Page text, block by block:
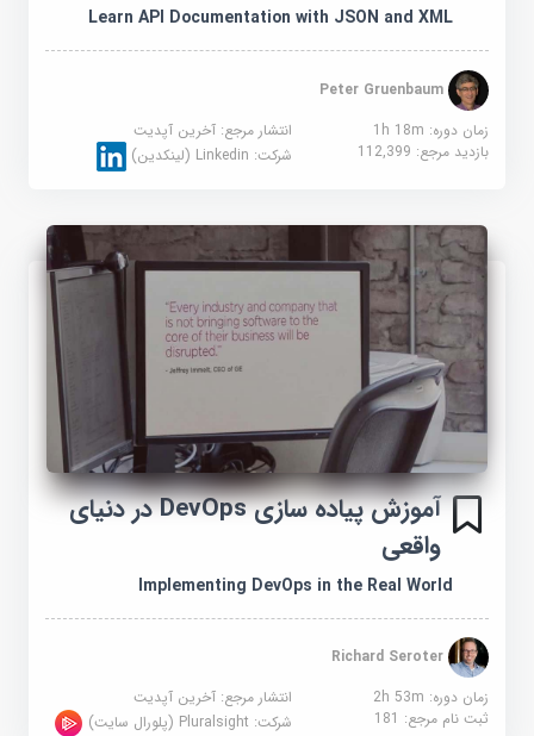
Learn API Documentation with JSON and XML
Peter Gruenbaum
زمان دوره: 1h 18m
انتشار مرجع:آخرین آپدیت
بازدید مرجع:112,399 شرکت:Linkedin (لینکدین)
آموزش پیاده سازی DevOps در دنیای
واقعی
Implementing DevOps in the Real World
Richard Seroter
زمان دوره: 2h 53m
انتشار مرجع:آخرین آپدیت
ثبت نام مرجع:181 شرکت:Pluralsight (پلورال سایت)